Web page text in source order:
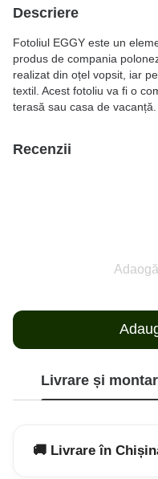
Descriere
Fotoliul EGGY este un
produs de compania
realizat din oțel vopsit, iar
textil. Acest fotoliu va fi o
terasă sau casa de vacanță.
Recenzii
Livrare și
🚚 Livrare în